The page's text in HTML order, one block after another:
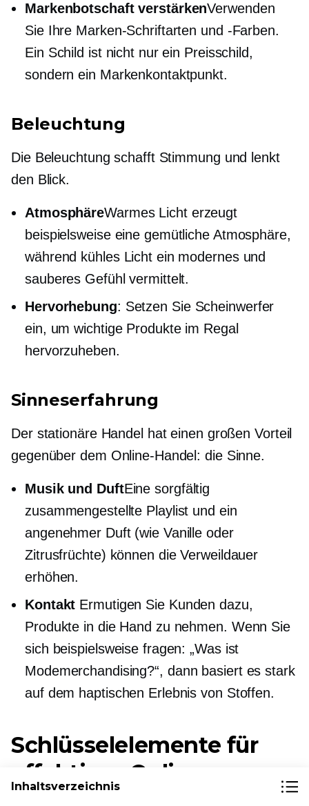
Markenbotschaft verstärkenVerwenden
Sie Ihre Marken-Schriftarten und -Farben.
Ein Schild ist nicht nur ein Preisschild,
sondern ein Markenkontaktpunkt.
Beleuchtung
Die Beleuchtung schafft Stimmung und lenkt
den Blick.
AtmosphäreWarmes Licht erzeugt
beispielsweise eine gemütliche Atmosphäre,
während kühles Licht ein modernes und
sauberes Gefühl vermittelt.
Hervorhebung: Setzen Sie Scheinwerfer
ein, um wichtige Produkte im Regal
hervorzuheben.
Sinneserfahrung
Der stationäre Handel hat einen großen Vorteil
gegenüber dem Online-Handel: die Sinne.
Musik und DuftEine sorgfältig
zusammengestellte Playlist und ein
angenehmer Duft (wie Vanille oder
Zitrusfrüchte) können die Verweildauer
erhöhen.
Kontakt Ermutigen Sie Kunden dazu,
Produkte in die Hand zu nehmen. Wenn Sie
sich beispielsweise fragen: „Was ist
Modemerchandising?“, dann basiert es stark
auf dem haptischen Erlebnis von Stoffen.
Schlüsselelemente für
effektives Online-
Inhaltsverzeichnis